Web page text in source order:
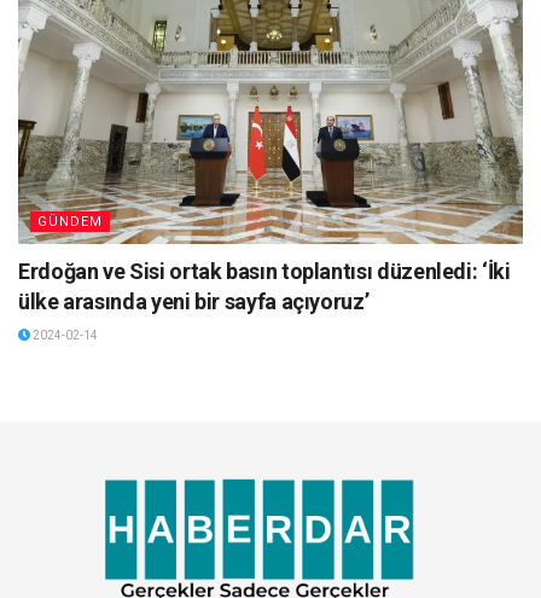
GÜNDEM
Erdoğan ve Sisi ortak basın toplantısı düzenledi: ‘İki
ülke arasında yeni bir sayfa açıyoruz’
2024-02-14